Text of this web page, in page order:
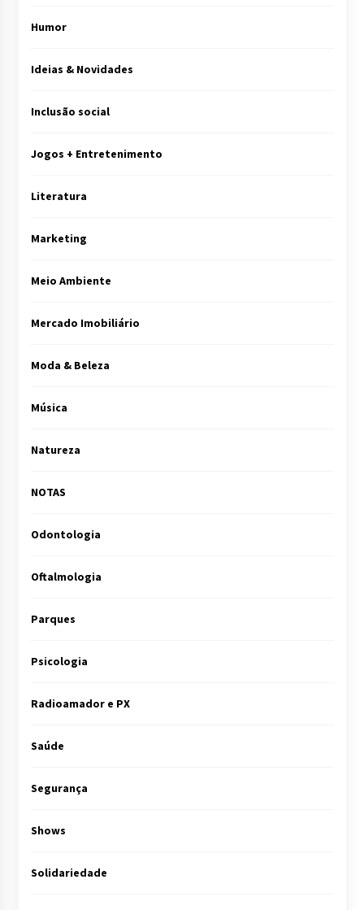
Humor
Ideias & Novidades
Inclusão social
Jogos + Entretenimento
Literatura
Marketing
Meio Ambiente
Mercado Imobiliário
Moda & Beleza
Música
Natureza
NOTAS
Odontologia
Oftalmologia
Parques
Psicologia
Radioamador e PX
Saúde
Segurança
Shows
Solidariedade